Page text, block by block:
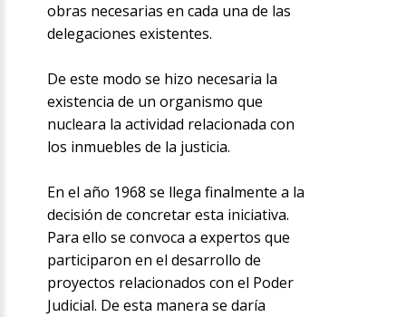
obras necesarias en cada una de las
delegaciones existentes.
De este modo se hizo necesaria la
existencia de un organismo que
nucleara la actividad relacionada con
los inmuebles de la justicia.
En el año 1968 se llega finalmente a la
decisión de concretar esta iniciativa.
Para ello se convoca a expertos que
participaron en el desarrollo de
proyectos relacionados con el Poder
Judicial. De esta manera se daría